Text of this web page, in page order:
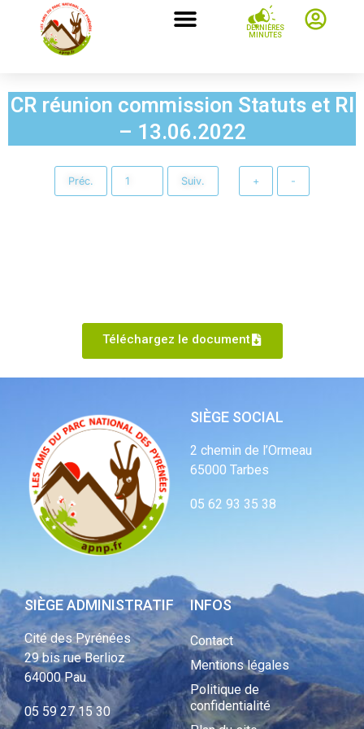
DERNIÈRES
MINUTES
CR réunion commission Statuts et RI
– 13.06.2022
Préc. Suiv. + -
Téléchargez le document
SIÈGE SOCIAL
2 chemin de l’Ormeau
65000 Tarbes
05 62 93 35 38
SIÈGE ADMINISTRATIF
Cité des Pyrénées
29 bis rue Berlioz
64000 Pau
05 59 27 15 30
INFOS
Contact
Mentions légales
Politique de
confidentialité